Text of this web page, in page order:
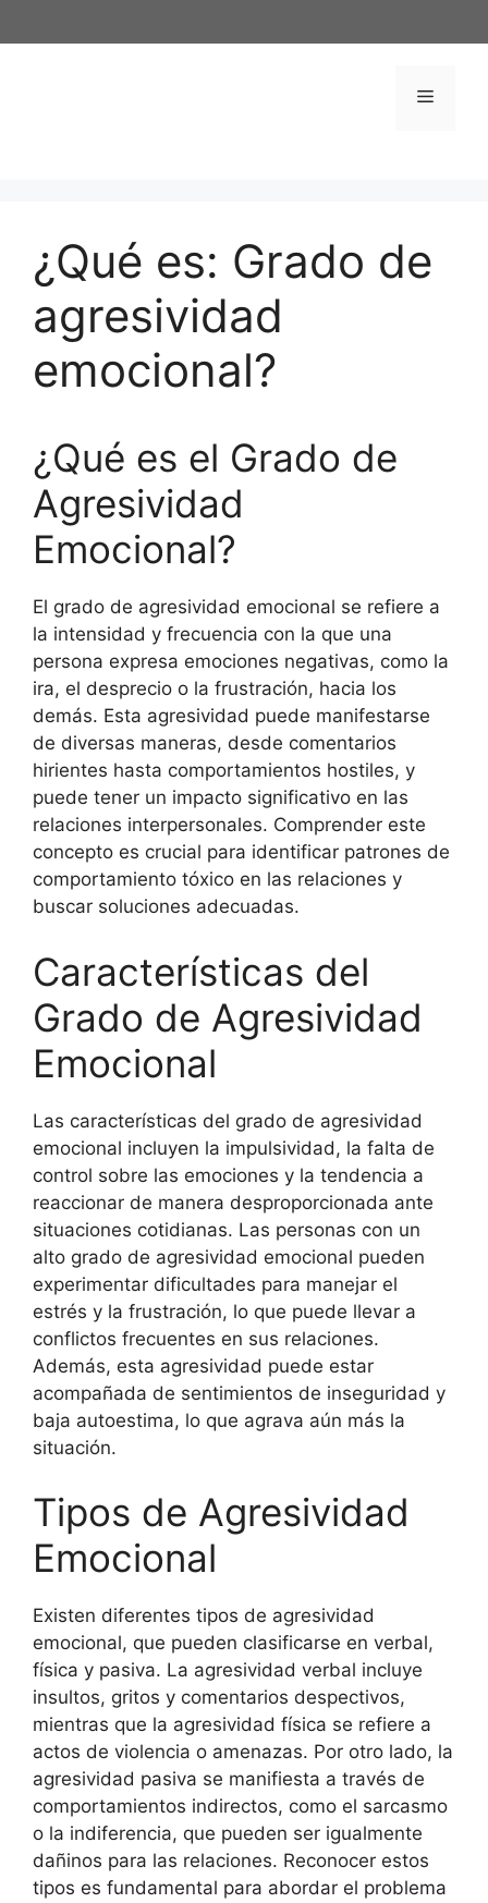
al
Menú
¿Qué es: Grado de
agresividad
emocional?
¿Qué es el Grado de
Agresividad
Emocional?
El grado de agresividad emocional se refiere a
la intensidad y frecuencia con la que una
persona expresa emociones negativas, como la
ira, el desprecio o la frustración, hacia los
demás. Esta agresividad puede manifestarse
de diversas maneras, desde comentarios
hirientes hasta comportamientos hostiles, y
puede tener un impacto significativo en las
relaciones interpersonales. Comprender este
concepto es crucial para identificar patrones de
comportamiento tóxico en las relaciones y
buscar soluciones adecuadas.
Características del
Grado de Agresividad
Emocional
Las características del grado de agresividad
emocional incluyen la impulsividad, la falta de
control sobre las emociones y la tendencia a
reaccionar de manera desproporcionada ante
situaciones cotidianas. Las personas con un
alto grado de agresividad emocional pueden
experimentar dificultades para manejar el
estrés y la frustración, lo que puede llevar a
conflictos frecuentes en sus relaciones.
Además, esta agresividad puede estar
acompañada de sentimientos de inseguridad y
baja autoestima, lo que agrava aún más la
situación.
Tipos de Agresividad
Emocional
Existen diferentes tipos de agresividad
emocional, que pueden clasificarse en verbal,
física y pasiva. La agresividad verbal incluye
insultos, gritos y comentarios despectivos,
mientras que la agresividad física se refiere a
actos de violencia o amenazas. Por otro lado, la
agresividad pasiva se manifiesta a través de
comportamientos indirectos, como el sarcasmo
o la indiferencia, que pueden ser igualmente
dañinos para las relaciones. Reconocer estos
tipos es fundamental para abordar el problema